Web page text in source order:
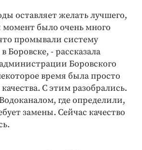
оставляет желать лучшего,
было очень много
промывали систему
Боровске, - рассказала
Боровского
время была просто
С этим разобрались.
где определили,
замены. Сейчас качество